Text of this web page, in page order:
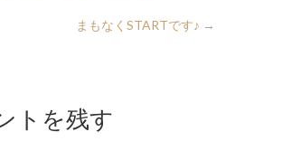
まもなくSTARTです♪ →
トを残す